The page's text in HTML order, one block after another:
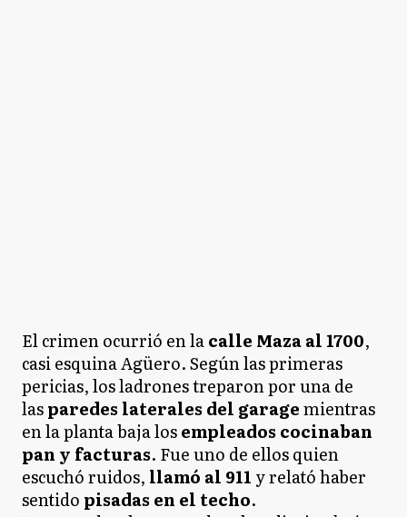
El crimen ocurrió en lacalle Maza al 1700,
casi esquina Agüero. Según las primeras
pericias, los ladrones treparon por una de
lasparedes laterales del garagemientras
en la planta baja losempleados cocinaban
pan y facturas. Fue uno de ellos quien
escuchó ruidos, llamó al 911 y relató haber
sentido pisadas en el techo.